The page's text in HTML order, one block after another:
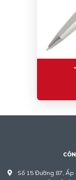
Số 15 Đường 87, Ấp